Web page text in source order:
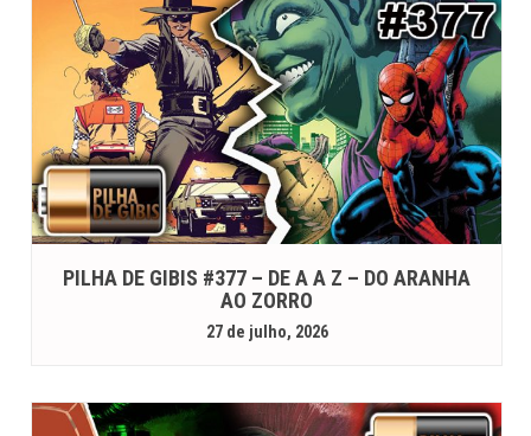
PILHA DE GIBIS #377 – DE A A Z – DO ARANHA
AO ZORRO
27 de julho, 2026